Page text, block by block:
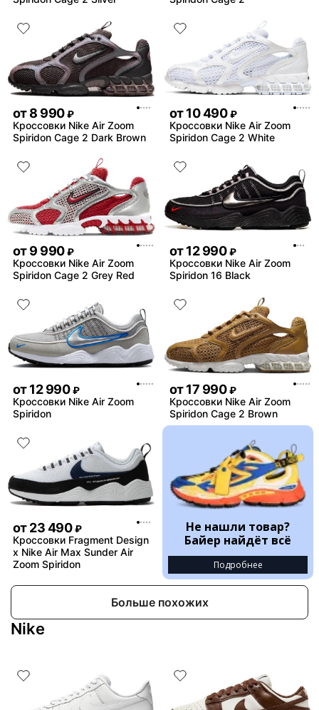
от8 990 ₽
Кроссовки Nike Air Zoom
Spiridon Cage 2 Dark Brown
от10 490 ₽
Кроссовки Nike Air Zoom
Spiridon Cage 2 White
от9 990 ₽
Кроссовки Nike Air Zoom
Spiridon Cage 2 Grey Red
от12 990 ₽
Кроссовки Nike Air Zoom
Spiridon 16 Black
от12 990 ₽
Кроссовки Nike Air Zoom
Spiridon
от17 990 ₽
Кроссовки Nike Air Zoom
Spiridon Cage 2 Brown
от23 490 ₽
Кроссовки Fragment Design
x Nike Air Max Sunder Air
Zoom Spiridon
Не нашли товар?
Байер найдёт всё
Подробнее
Больше похожих
Nike